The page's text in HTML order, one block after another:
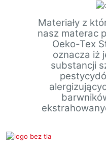
Materiały z
nasz materac
Oeko-Tex
oznacza iż
substancji